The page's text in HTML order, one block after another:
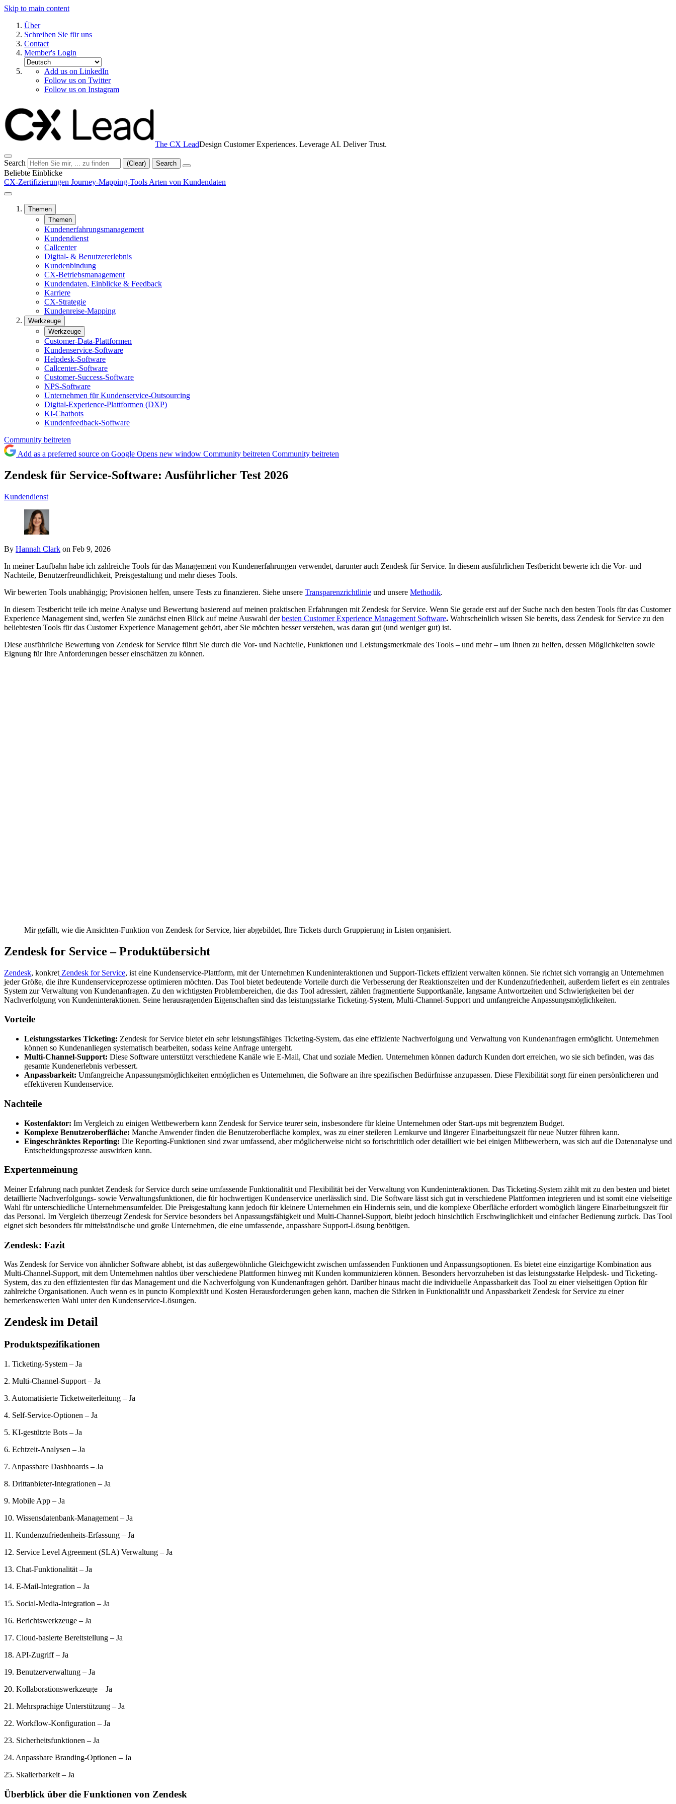
Skip to main content
Über
Schreiben Sie für uns
Contact
Member's Login
Add us on LinkedIn
Follow us on Twitter
Follow us on Instagram
The CX LeadDesign Customer Experiences. Leverage AI. Deliver Trust.
Search (Clear) Search
Beliebte Einblicke
CX-Zertifizierungen Journey-Mapping-Tools Arten von Kundendaten
Themen
Themen
Kundenerfahrungsmanagement
Kundendienst
Callcenter
Digital- & Benutzererlebnis
Kundenbindung
CX-Betriebsmanagement
Kundendaten, Einblicke & Feedback
Karriere
CX-Strategie
Kundenreise-Mapping
Werkzeuge
Werkzeuge
Customer-Data-Plattformen
Kundenservice-Software
Helpdesk-Software
Callcenter-Software
Customer-Success-Software
NPS-Software
Unternehmen für Kundenservice-Outsourcing
Digital-Experience-Plattformen (DXP)
KI-Chatbots
Kundenfeedback-Software
Community beitreten
Add as a preferred source on Google Opens new window Community beitreten Community beitreten
Zendesk für Service-Software: Ausführlicher Test 2026
Kundendienst
By Hannah Clark on Feb 9, 2026
In meiner Laufbahn habe ich zahlreiche Tools für das Management von Kundenerfahrungen verwendet, darunter auch Zendesk für Service. In diesem ausführlichen Testbericht bewerte ich die Vor- und
Nachteile, Benutzerfreundlichkeit, Preisgestaltung und mehr dieses Tools.
Wir bewerten Tools unabhängig; Provisionen helfen, unsere Tests zu finanzieren. Siehe unsere Transparenzrichtlinie und unsere Methodik.
In diesem Testbericht teile ich meine Analyse und Bewertung basierend auf meinen praktischen Erfahrungen mit Zendesk for Service. Wenn Sie gerade erst auf der Suche nach den besten Tools für das Customer
Experience Management sind, werfen Sie zunächst einen Blick auf meine Auswahl derbesten Customer Experience Management Software. Wahrscheinlich wissen Sie bereits, dass Zendesk for Service zu den
beliebtesten Tools für das Customer Experience Management gehört, aber Sie möchten besser verstehen, was daran gut (und weniger gut) ist.
Diese ausführliche Bewertung von Zendesk for Service führt Sie durch die Vor- und Nachteile, Funktionen und Leistungsmerkmale des Tools – und mehr – um Ihnen zu helfen, dessen Möglichkeiten sowie
Eignung für Ihre Anforderungen besser einschätzen zu können.
Mir gefällt, wie die Ansichten-Funktion von Zendesk for Service, hier abgebildet, Ihre Tickets durch Gruppierung in Listen organisiert.
Zendesk for Service – Produktübersicht
Zendesk, konkret Zendesk for Service, ist eine Kundenservice-Plattform, mit der Unternehmen Kundeninteraktionen und Support-Tickets effizient verwalten können. Sie richtet sich vorrangig an Unternehmen
jeder Größe, die ihre Kundenserviceprozesse optimieren möchten. Das Tool bietet bedeutende Vorteile durch die Verbesserung der Reaktionszeiten und der Kundenzufriedenheit, außerdem liefert es ein zentrales
System zur Verwaltung von Kundenanfragen. Zu den wichtigsten Problembereichen, die das Tool adressiert, zählen fragmentierte Supportkanäle, langsame Antwortzeiten und Schwierigkeiten bei der
Nachverfolgung von Kundeninteraktionen. Seine herausragenden Eigenschaften sind das leistungsstarke Ticketing-System, Multi-Channel-Support und umfangreiche Anpassungsmöglichkeiten.
Vorteile
Leistungsstarkes Ticketing: Zendesk for Service bietet ein sehr leistungsfähiges Ticketing-System, das eine effiziente Nachverfolgung und Verwaltung von Kundenanfragen ermöglicht. Unternehmen
können so Kundenanliegen systematisch bearbeiten, sodass keine Anfrage untergeht.
Multi-Channel-Support: Diese Software unterstützt verschiedene Kanäle wie E-Mail, Chat und soziale Medien. Unternehmen können dadurch Kunden dort erreichen, wo sie sich befinden, was das
gesamte Kundenerlebnis verbessert.
Anpassbarkeit: Umfangreiche Anpassungsmöglichkeiten ermöglichen es Unternehmen, die Software an ihre spezifischen Bedürfnisse anzupassen. Diese Flexibilität sorgt für einen persönlicheren und
effektiveren Kundenservice.
Nachteile
Kostenfaktor: Im Vergleich zu einigen Wettbewerbern kann Zendesk for Service teurer sein, insbesondere für kleine Unternehmen oder Start-ups mit begrenztem Budget.
Komplexe Benutzeroberfläche: Manche Anwender finden die Benutzeroberfläche komplex, was zu einer steileren Lernkurve und längerer Einarbeitungszeit für neue Nutzer führen kann.
Eingeschränktes Reporting: Die Reporting-Funktionen sind zwar umfassend, aber möglicherweise nicht so fortschrittlich oder detailliert wie bei einigen Mitbewerbern, was sich auf die Datenanalyse und
Entscheidungsprozesse auswirken kann.
Expertenmeinung
Meiner Erfahrung nach punktet Zendesk for Service durch seine umfassende Funktionalität und Flexibilität bei der Verwaltung von Kundeninteraktionen. Das Ticketing-System zählt mit zu den besten und bietet
detaillierte Nachverfolgungs- sowie Verwaltungsfunktionen, die für hochwertigen Kundenservice unerlässlich sind. Die Software lässt sich gut in verschiedene Plattformen integrieren und ist somit eine vielseitige
Wahl für unterschiedliche Unternehmensumfelder. Die Preisgestaltung kann jedoch für kleinere Unternehmen ein Hindernis sein, und die komplexe Oberfläche erfordert womöglich längere Einarbeitungszeit für
das Personal. Im Vergleich überzeugt Zendesk for Service besonders bei Anpassungsfähigkeit und Multi-Channel-Support, bleibt jedoch hinsichtlich Erschwinglichkeit und einfacher Bedienung zurück. Das Tool
eignet sich besonders für mittelständische und große Unternehmen, die eine umfassende, anpassbare Support-Lösung benötigen.
Zendesk: Fazit
Was Zendesk for Service von ähnlicher Software abhebt, ist das außergewöhnliche Gleichgewicht zwischen umfassenden Funktionen und Anpassungsoptionen. Es bietet eine einzigartige Kombination aus
Multi-Channel-Support, mit dem Unternehmen nahtlos über verschiedene Plattformen hinweg mit Kunden kommunizieren können. Besonders hervorzuheben ist das leistungsstarke Helpdesk- und Ticketing-
System, das zu den effizientesten für das Management und die Nachverfolgung von Kundenanfragen gehört. Darüber hinaus macht die individuelle Anpassbarkeit das Tool zu einer vielseitigen Option für
zahlreiche Organisationen. Auch wenn es in puncto Komplexität und Kosten Herausforderungen geben kann, machen die Stärken in Funktionalität und Anpassbarkeit Zendesk for Service zu einer
bemerkenswerten Wahl unter den Kundenservice-Lösungen.
Zendesk im Detail
Produktspezifikationen
1. Ticketing-System – Ja
2. Multi-Channel-Support – Ja
3. Automatisierte Ticketweiterleitung – Ja
4. Self-Service-Optionen – Ja
5. KI-gestützte Bots – Ja
6. Echtzeit-Analysen – Ja
7. Anpassbare Dashboards – Ja
8. Drittanbieter-Integrationen – Ja
9. Mobile App – Ja
10. Wissensdatenbank-Management – Ja
11. Kundenzufriedenheits-Erfassung – Ja
12. Service Level Agreement (SLA) Verwaltung – Ja
13. Chat-Funktionalität – Ja
14. E-Mail-Integration – Ja
15. Social-Media-Integration – Ja
16. Berichtswerkzeuge – Ja
17. Cloud-basierte Bereitstellung – Ja
18. API-Zugriff – Ja
19. Benutzerverwaltung – Ja
20. Kollaborationswerkzeuge – Ja
21. Mehrsprachige Unterstützung – Ja
22. Workflow-Konfiguration – Ja
23. Sicherheitsfunktionen – Ja
24. Anpassbare Branding-Optionen – Ja
25. Skalierbarkeit – Ja
Überblick über die Funktionen von Zendesk